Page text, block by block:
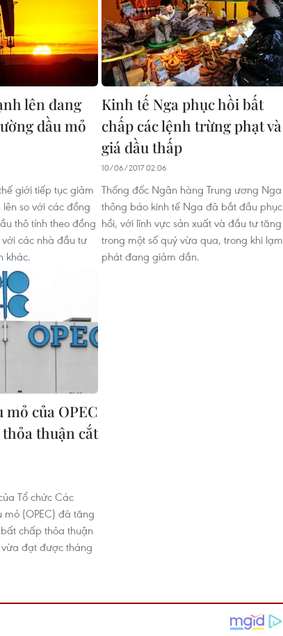
lên đang
dầu mỏ
giới tiếp tục giảm
so với các đồng
thô tính theo đồng
các nhà đầu tư
khác.
Kinh tế Nga phục hồi bất
chấp các lệnh trừng phạt và
giá dầu thấp
10/06/2017 02:06
Thống đốc Ngân hàng Trung ương Nga
thông báo kinh tế Nga đã bắt đầu phục
hồi, với lĩnh vực sản xuất và đầu tư tăng
trong một số quý vừa qua, trong khi lạm
phát đang giảm dần.
mỏ của OPEC
thuận cắt
Tổ chức Các
mỏ (OPEC) đã tăng
chấp thỏa thuận
đạt được tháng